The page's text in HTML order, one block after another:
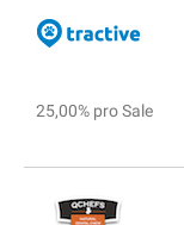
25,00% pro Sale